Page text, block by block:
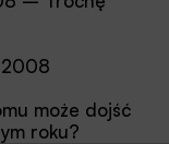
2008
może dojść
roku?